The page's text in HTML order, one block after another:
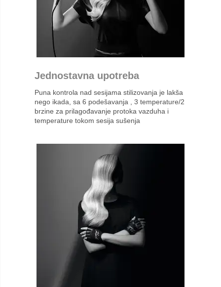
Jednostavna upotreba
Puna kontrola nad sesijama stilizovanja je lakša
nego ikada, sa 6 podešavanja , 3 temperature/2
brzine za prilagođavanje protoka vazduha i
temperature tokom sesija sušenja